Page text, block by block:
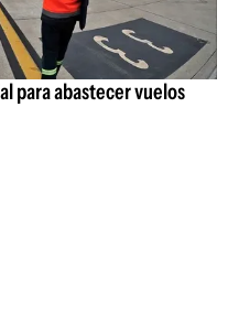
para abastecer vuelos